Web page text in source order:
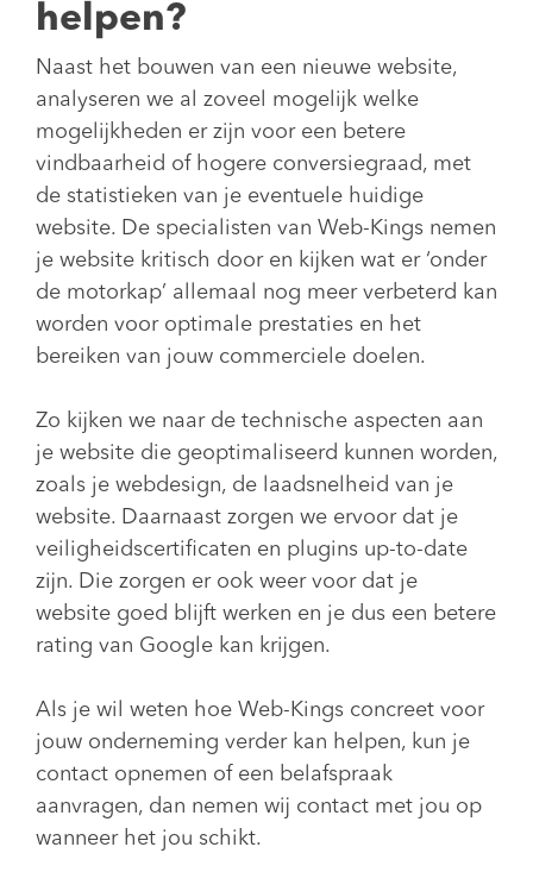
helpen?
Naast het bouwen van een nieuwe website,
analyseren we al zoveel mogelijk welke
mogelijkheden er zijn voor een betere
vindbaarheid of hogere conversiegraad, met
de statistieken van je eventuele huidige
website. De specialisten van Web-Kings nemen
je website kritisch door en kijken wat er ‘onder
de motorkap’ allemaal nog meer verbeterd kan
worden voor optimale prestaties en het
bereiken van jouw commerciele doelen.
Zo kijken we naar de technische aspecten aan
je website die geoptimaliseerd kunnen worden,
zoals je webdesign, de laadsnelheid van je
website. Daarnaast zorgen we ervoor dat je
veiligheidscertificaten en plugins up-to-date
zijn. Die zorgen er ook weer voor dat je
website goed blijft werken en je dus een betere
rating van Google kan krijgen.
Als je wil weten hoe Web-Kings concreet voor
jouw onderneming verder kan helpen, kun je
contact opnemen of een belafspraak
aanvragen, dan nemen wij contact met jou op
wanneer het jou schikt.